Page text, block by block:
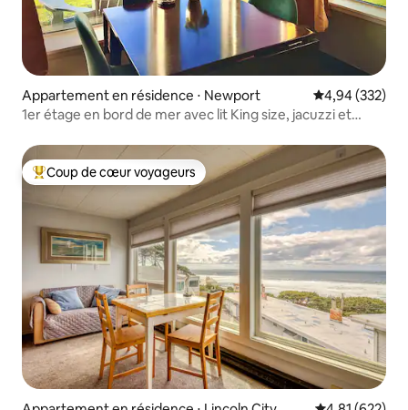
Appartement en résidence ⋅ Newport Évaluation
4,94 (332)
1er étage en bord de mer avec lit King size, jacuzzi et
Coups de cœur voyageurs les plus appréciés
Coup de cœur voyageurs